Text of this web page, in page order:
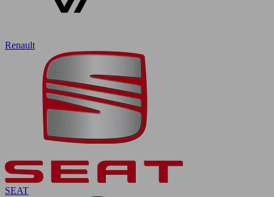
Renault
SEAT